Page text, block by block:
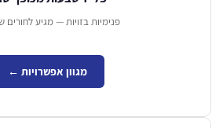
פנימיות בזויות — מגיע לחורים שקועים.
מגוון אפשרויות ←